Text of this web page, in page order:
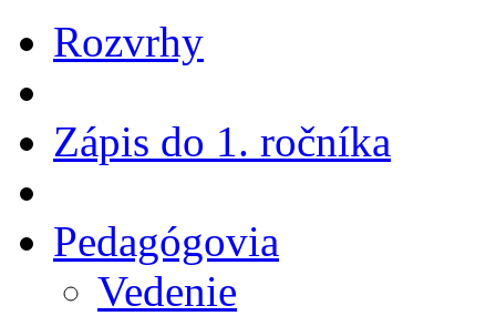
Rozvrhy
Zápis do 1. ročníka
Pedagógovia
Vedenie